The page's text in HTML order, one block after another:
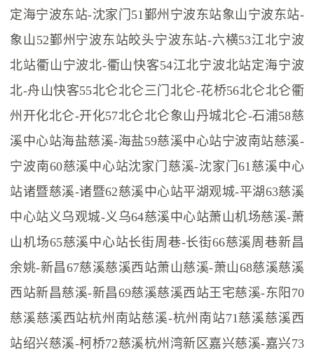
定海宁波东站-沈家门51鄞州宁波东站象山宁波东站-
象山52鄞州宁波东站皎头宁波东站-六横53江北宁波
北站衢山宁波北-衢山快客54江北宁波北站定海宁波
北-舟山快客55北仑北仑三门北仑-花桥56北仑北仑衢
州开化北仑-开化57北仑北仑象山丹城北仑-石浦58慈
溪中心站海盐慈溪-海盐59慈溪中心站宁波南站慈溪-
宁波南60慈溪中心站沈家门慈溪-沈家门61慈溪中心
站诸暨慈溪-诸暨62慈溪中心站平湖观城-平湖63慈溪
中心站义乌观城-义乌64慈溪中心站萧山机场慈溪-萧
山机场65慈溪中心站长街周巷-长街66慈溪周巷新昌
余姚-新昌67慈溪慈溪西站萧山慈溪-萧山68慈溪慈溪
西站新昌慈溪-新昌69慈溪慈溪西站王宅慈溪-东阳70
慈溪慈溪西站杭州南站慈溪-杭州南站71慈溪慈溪西
站绍兴慈溪-柯桥72慈溪杭州湾新区嘉兴慈溪-嘉兴73